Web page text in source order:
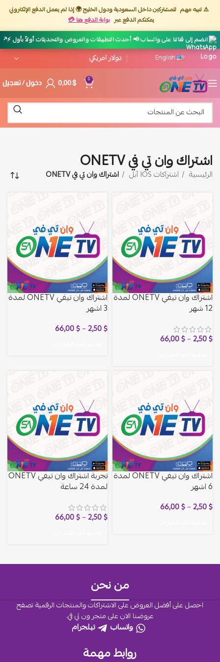
⚠️ تنبيه مهم للمشتركين داخل السعودية ودول الخليج 🌍 إذا لم يعمل الدفع الإلكتروني
يمكنكم الدفع عبر بوابة الدفع هنا 💳
انضم إلى قناتنا على واتساب 📢 أحدث التطبيقات والعروض والتحديثات أولاً بأول ⚡↗
English
0
0,00$ دخول / تسجيل
اشتراك وان تي في ONETV
الرئيسية اشتراكات IOS آبل اشتراك وان تي في ONETV
اشتراك وان تيفي ONETV لمدة
12 شهر
2,50$
–
66,00$
اشتراك وان تيفي ONETV لمدة
3 اشهر
2,50$
–
66,00$
اشتراك وان تيفي ONETV لمدة
6 اشهر
2,50$
–
66,00$
تجربة اشتراك وان تيفي ONETV
لمدة 24 ساعة
2,50$
–
66,00$
من نحن
احصل على أفضل العروض على الاشتراكات والمنتجات الرقمية تصفح
عروضنا الان على متجر ون تي في.
واتساب تيلجرام
روابط مهمة